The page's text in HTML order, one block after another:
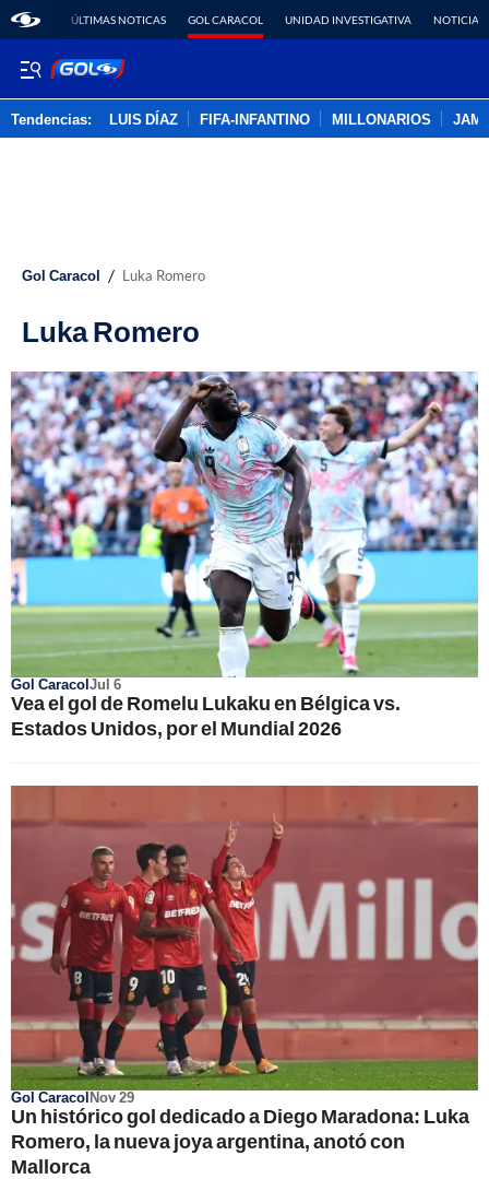
ÚLTIMAS NOTICAS GOL CARACOL UNIDAD INVESTIGATIVA NOTICIAS
Tendencias: LUIS DÍAZ FIFA-INFANTINO MILLONARIOS
Gol Caracol / Luka Romero
Luka Romero
Gol CaracolJul 6
Vea el gol de Romelu Lukaku en Bélgica vs.
Estados Unidos, por el Mundial 2026
Gol CaracolNov 29
Un histórico gol dedicado a Diego Maradona: Luka
Romero, la nueva joya argentina, anotó con
Mallorca